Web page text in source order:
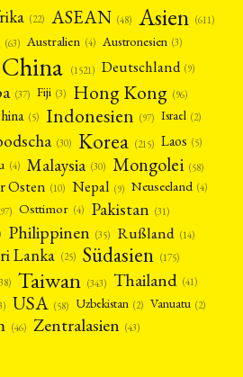
(22) ASEAN (48) Asien (611)
(63) Australien (4) Austronesien (3)
China (1521) Deutschland (9)
(37) Fiji (3) Hong Kong (96)
(5) Indonesien (97) Israel (2)
(30) Korea (215) Laos (5)
(4) Malaysia (30) Mongolei (58)
Osten (10) Nepal (9) Neuseeland (4)
Osttimor (4) Pakistan (31)
Philippinen (35) Rußland (14)
Lanka (25) Südasien (175)
Taiwan (343) Thailand (41)
USA (58) Uzbekistan (2) Vanuatu (2)
(46) Zentralasien (43)